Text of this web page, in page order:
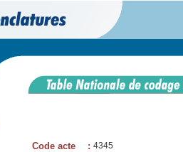
Code acte : 4345